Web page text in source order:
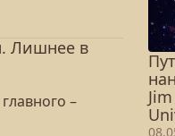
Лишнее в
–